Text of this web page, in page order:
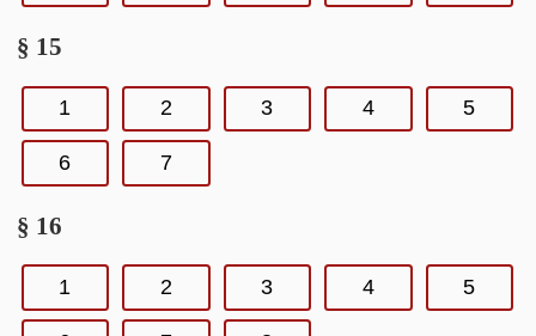
§ 15
1 2 3 4 5
6 7
§ 16
1 2 3 4 5